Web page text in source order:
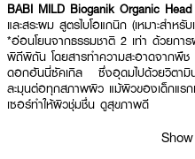
BABI MILD Bioganik Organic
และสระผม สูตรไบโอแกนิก (เหมาะสำห
*อ่อนโยนจากธรรมชาติ 2 เท่า ด้วยก
พิถีพิถัน โดยสารทำความสะอาดจากพื
ดอกฮันนี่ซัคเกิล ซึ่งอุดมไปด้วยวิตามิน
ละมุนต่อทุกสภาพผิว แม้ผิวของเด็กแร
เซอร์ทำให้ผิวชุ่มชื่น ดูสุขภาพดี
เซราไมด์เพื่อผิวแข็งแรง และล็อกควา